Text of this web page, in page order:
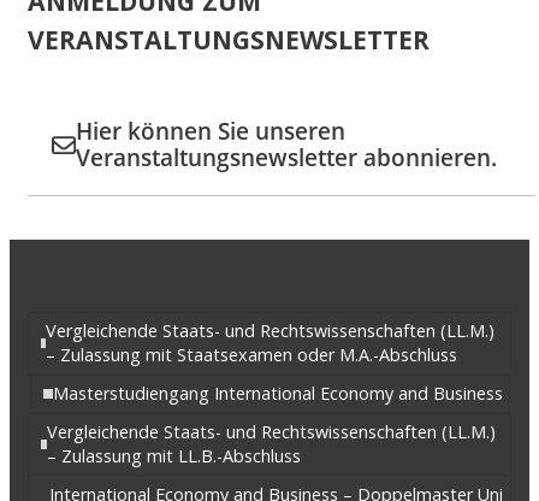
VERANSTALTUNGSNEWSLETTER
Hier können Sie unseren
Veranstaltungsnewsletter abonnieren.
Vergleichende Staats- und Rechtswissenschaften (LL.M.)
– Zulassung mit Staatsexamen oder M.A.-Abschluss
Masterstudiengang International Economy and Business
Vergleichende Staats- und Rechtswissenschaften (LL.M.)
– Zulassung mit LL.B.-Abschluss
International Economy and Business – Doppelmaster Uni